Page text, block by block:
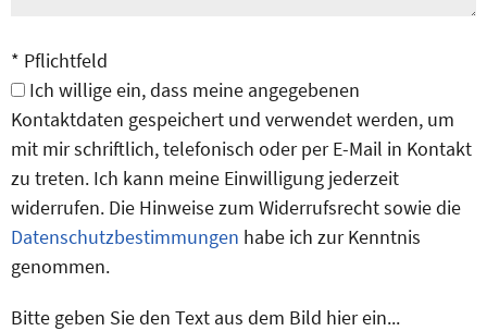
* Pflichtfeld
Ich willige ein, dass meine angegebenen
Kontaktdaten gespeichert und verwendet werden, um
mit mir schriftlich, telefonisch oder per E-Mail in Kontakt
zu treten. Ich kann meine Einwilligung jederzeit
widerrufen. Die Hinweise zum Widerrufsrecht sowie die
Datenschutzbestimmungen habe ich zur Kenntnis
genommen.
Bitte geben Sie den Text aus dem Bild hier ein...